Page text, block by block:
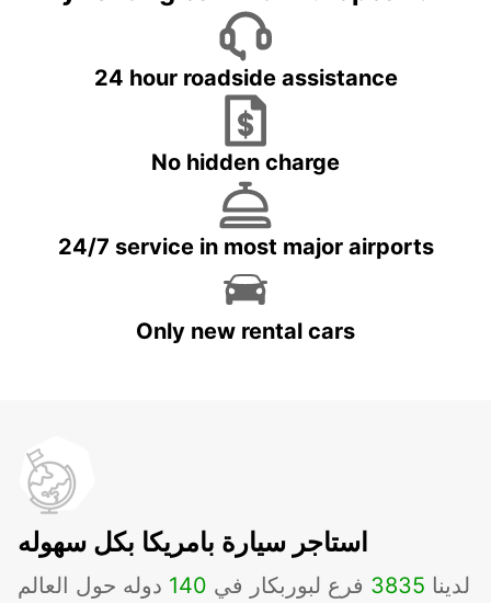
24 hour roadside assistance
No hidden charge
24/7 service in most major airports
Only new rental cars
استاجر سيارة بامريكا بكل سهوله
لدينا 3835 فرع لبوربكار في 140 دوله حول العالم